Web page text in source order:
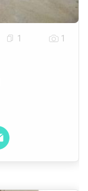
1 1